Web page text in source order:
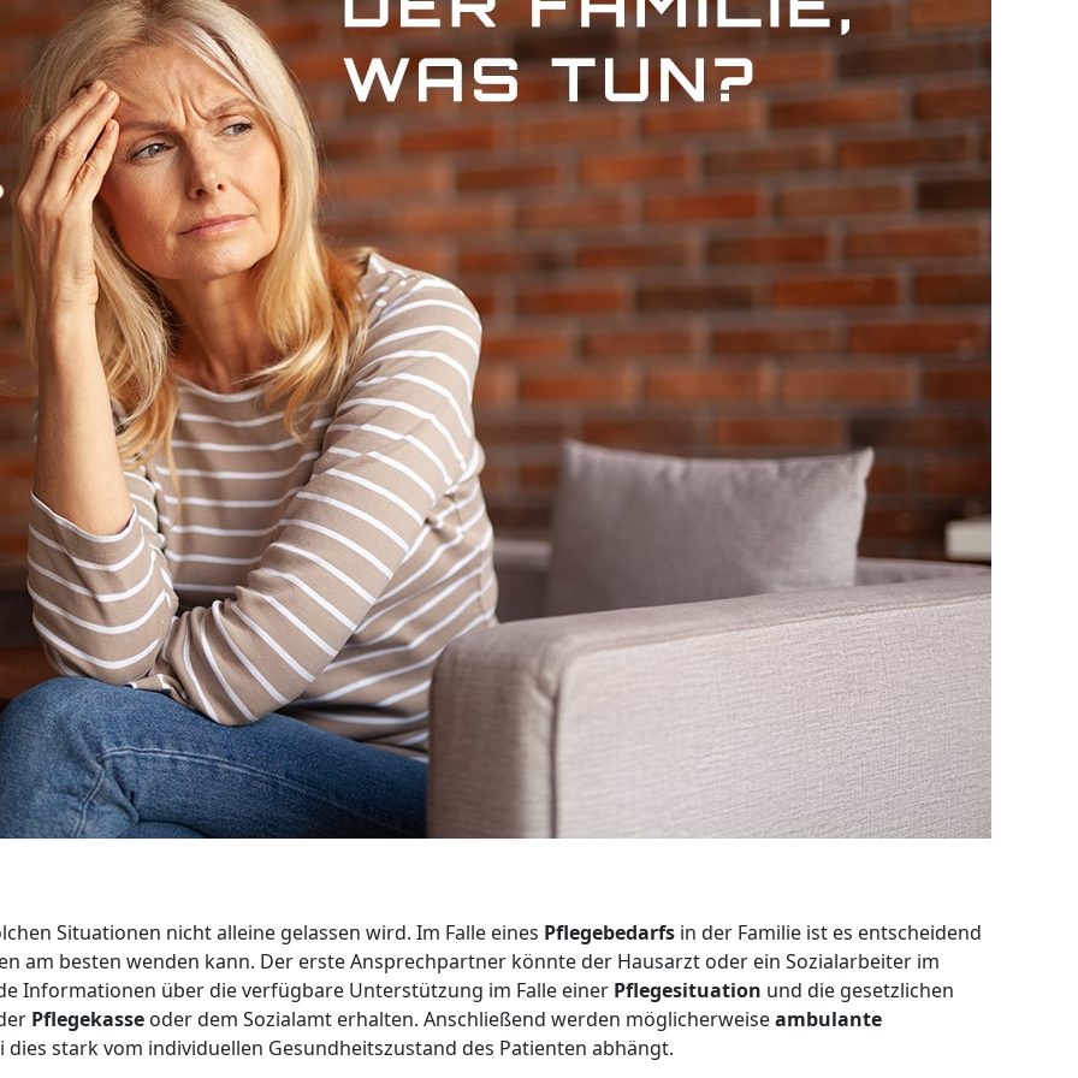
Situationen nicht alleine gelassen wird. Im Falle eines Pflegebedarfs in der Familie ist es entscheidend
am besten wenden kann. Der erste Ansprechpartner könnte der Hausarzt oder ein Sozialarbeiter im
Informationen über die verfügbare Unterstützung im Falle einer Pflegesituation und die gesetzlichen
Pflegekasse oder dem Sozialamt erhalten. Anschließend werden möglicherweiseambulante
stark vom individuellen Gesundheitszustand des Patienten abhängt.